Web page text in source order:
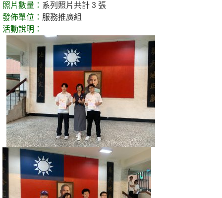
照片數量： 系列照片共計 3 張
發佈單位： 服務推廣組
活動說明：